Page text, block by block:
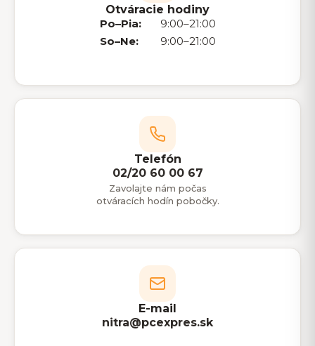
Otváracie hodiny
Po–Pia:
9:00–21:00
So–Ne:
9:00–21:00
Telefón
02/20 60 00 67
Zavolajte nám počas
otváracích hodín pobočky.
E-mail
nitra@pcexpres.sk